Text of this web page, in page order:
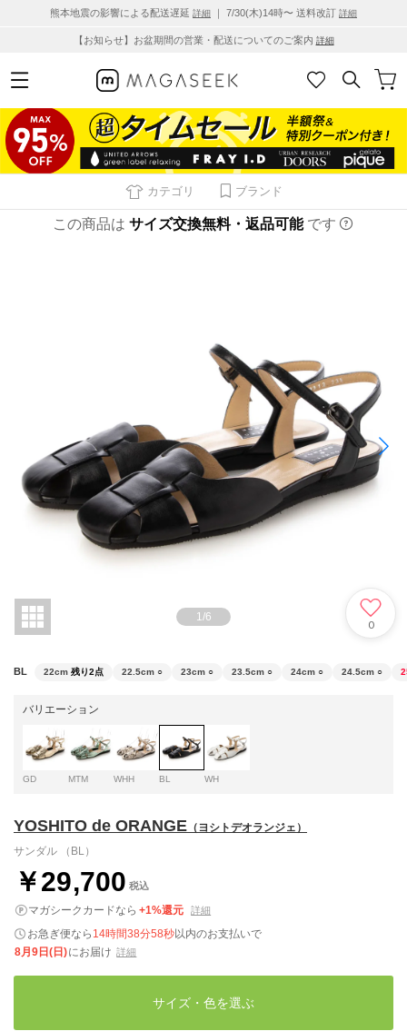
熊本地震の影響による配送遅延 詳細 ｜ 7/30(木)14時〜 送料改訂 詳細
【お知らせ】お盆期間の営業・配送についてのご案内 詳細
カテゴリ ブランド
この商品は サイズ交換無料・返品可能 です
1 /6
0
BL 22cm 残り2点 22.5cm ○ 23cm ○ 23.5cm ○ 24cm ○ 24.5cm ○
バリエーション
GD MTM WHH BL WH
YOSHITO de ORANGE （ヨシトデオランジェ）
サンダル （BL）
￥29,700 税込
マガシークカードなら +1%還元 詳細
お急ぎ便なら 14時間38分58秒以内のお支払いで
8月9日(日)にお届け 詳細
サイズ・色を選ぶ